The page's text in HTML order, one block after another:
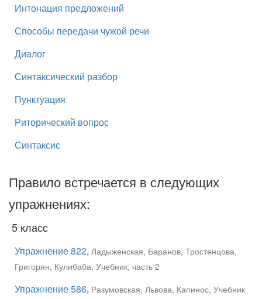
Интонация предложений
Способы передачи чужой речи
Диалог
Синтаксический разбор
Пунктуация
Риторический вопрос
Синтаксис
Правило встречается в следующих
упражнениях:
5 класс
Упражнение 822, Ладыженская, Баранов, Тростенцова,
Григорян, Кулибаба, Учебник, часть 2
Упражнение 586, Разумовская, Львова, Капинос, Учебник